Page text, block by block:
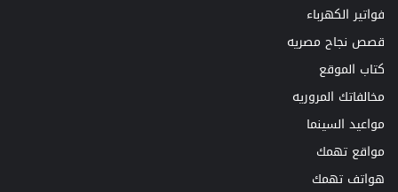
فواتير الكهرباء
قصص نجاح مصريه
كتاب الموقع
مخالفاتك المروريه
مواعيد السينما
مواقع تهمك
هواتف تهمك